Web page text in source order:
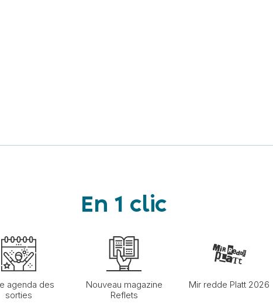
En 1 clic
agenda des
sorties
Nouveau magazine
Reflets
Mir redde Platt 2026